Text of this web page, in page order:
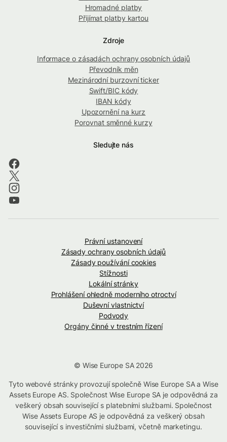
Hromadné platby
Přijímat platby kartou
Zdroje
Informace o zásadách ochrany osobních údajů
Převodník měn
Mezinárodní burzovní ticker
Swift/BIC kódy
IBAN kódy
Upozornění na kurz
Porovnat směnné kurzy
Sledujte nás
Právní ustanovení
Zásady ochrany osobních údajů
Zásady používání cookies
Stížnosti
Lokální stránky
Prohlášení ohledně moderního otroctví
Duševní vlastnictví
Podvody
Orgány činné v trestním řízení
© Wise Europe SA 2026
Tyto webové stránky provozují společně Wise Europe SA a Wise
Assets Europe AS. Společnost Wise Europe SA je odpovědná za
veškerý obsah související s platebními službami. Společnost
Wise Assets Europe AS je odpovědná za veškerý obsah
související s investičními službami, včetně marketingu.